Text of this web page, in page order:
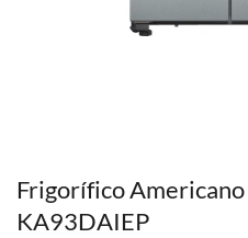
Frigorífico
KA93DAIEP